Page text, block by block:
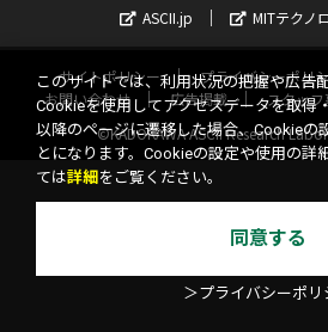
ASCII.jp
MITテクノ
サイトポリシー プライバシーポリ
お問い合わせ
広告掲載 スタッフ
©KADOKAWA ASCII Research
このサイトでは、利用状況の把握や広告
Cookieを使用してアクセスデータを取得
以降のページに遷移した場合、Cookieの
とになります。Cookieの設定や使用の詳
ては詳細 をご覧ください。
同意する
＞プライバシーポリ